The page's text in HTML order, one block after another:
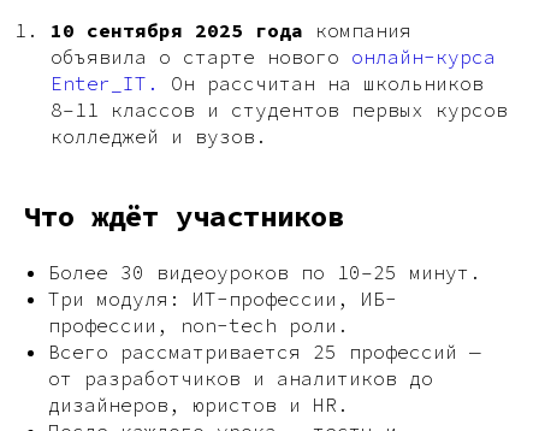
10 сентября 2025 года компания
объявила о старте нового онлайн-курса
Enter_IT.
Он рассчитан на школьников
8–11 классов и студентов первых курсов
колледжей и вузов.
Что ждёт участников
Более 30 видеоуроков по 10–25 минут.
Три модуля: ИТ-профессии, ИБ-
профессии, non-tech роли.
Всего рассматривается 25 профессий —
от разработчиков и аналитиков до
дизайнеров, юристов и HR.